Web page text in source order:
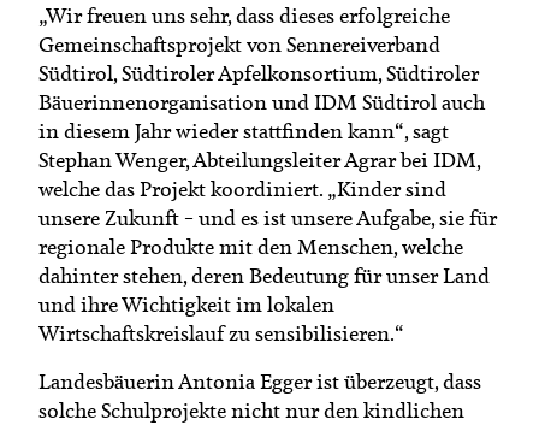
„Wir freuen uns sehr, dass dieses erfolgreiche
Gemeinschaftsprojekt von Sennereiverband
Südtirol, Südtiroler Apfelkonsortium, Südtiroler
Bäuerinnenorganisation und IDM Südtirol auch
in diesem Jahr wieder stattfinden kann“, sagt
Stephan Wenger, Abteilungsleiter Agrar bei IDM,
welche das Projekt koordiniert. „Kinder sind
unsere Zukunft – und es ist unsere Aufgabe, sie für
regionale Produkte mit den Menschen, welche
dahinter stehen, deren Bedeutung für unser Land
und ihre Wichtigkeit im lokalen
Wirtschaftskreislauf zu sensibilisieren.“
Landesbäuerin Antonia Egger ist überzeugt, dass
solche Schulprojekte nicht nur den kindlichen